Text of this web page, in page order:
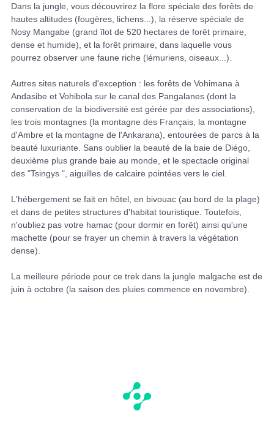
Dans la jungle, vous découvrirez la flore spéciale des forêts de
hautes altitudes (fougères, lichens...), la réserve spéciale de
Nosy Mangabe (grand îlot de 520 hectares de forêt primaire,
dense et humide), et la forêt primaire, dans laquelle vous
pourrez observer une faune riche (lémuriens, oiseaux...).
Autres sites naturels d'exception : les forêts de Vohimana à
Andasibe et Vohibola sur le canal des Pangalanes (dont la
conservation de la biodiversité est gérée par des associations),
les trois montagnes (la montagne des Français, la montagne
d'Ambre et la montagne de l'Ankarana), entourées de parcs à la
beauté luxuriante. Sans oublier la beauté de la baie de Diégo,
deuxième plus grande baie au monde, et le spectacle original
des "Tsingys ", aiguilles de calcaire pointées vers le ciel.
L'hébergement se fait en hôtel, en bivouac (au bord de la plage)
et dans de petites structures d'habitat touristique. Toutefois,
n'oubliez pas votre hamac (pour dormir en forêt) ainsi qu'une
machette (pour se frayer un chemin à travers la végétation
dense).
La meilleure période pour ce trek dans la jungle malgache est de
juin à octobre (la saison des pluies commence en novembre).